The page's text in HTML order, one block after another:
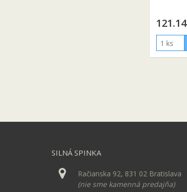
121.14
SILNÁ SPINKA
Račianska 92, 831 02 Bratislava
(nie sme kamenná predajňa)